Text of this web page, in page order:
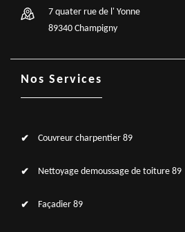
7 quater rue de l' Yonne
89340 Champigny
Nos Services
Couvreur charpentier 89
Nettoyage demoussage de toiture 89
Façadier 89